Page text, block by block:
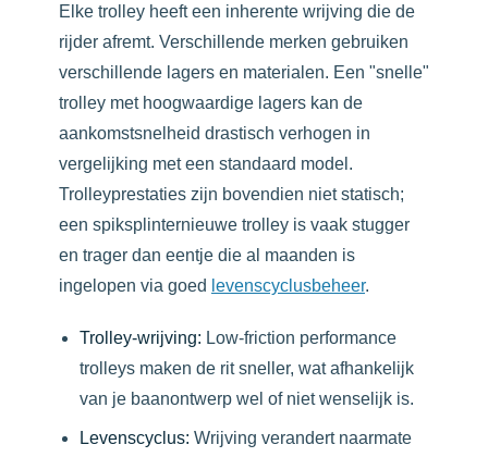
Elke trolley heeft een inherente wrijving die de
rijder afremt. Verschillende merken gebruiken
verschillende lagers en materialen. Een "snelle"
trolley met hoogwaardige lagers kan de
aankomstsnelheid drastisch verhogen in
vergelijking met een standaard model.
Trolleyprestaties zijn bovendien niet statisch;
een spiksplinternieuwe trolley is vaak stugger
en trager dan eentje die al maanden is
ingelopen via goed levenscyclusbeheer.
Trolley-wrijving: Low-friction performance
trolleys maken de rit sneller, wat afhankelijk
van je baanontwerp wel of niet wenselijk is.
Levenscyclus: Wrijving verandert naarmate